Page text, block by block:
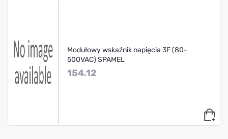
Modułowy wskaźnik napięcia 3F (80-
500VAC) SPAMEL
154.12